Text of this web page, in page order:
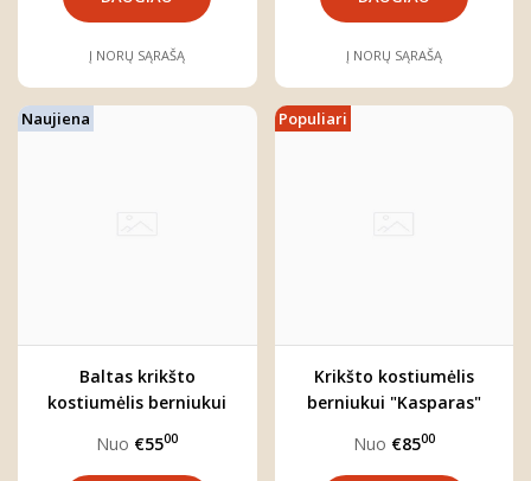
Į NORŲ SĄRAŠĄ Į NORŲ SĄRAŠĄ
Naujiena
Baltas krikšto
kostiumėlis berniukui
Nuo €5500
Populiari
Krikšto kostiumėlis
berniukui "Kasparas"
Nuo €8500